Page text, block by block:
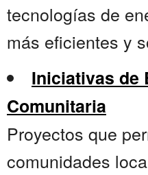
tecnologías de
más eficientes y
Iniciativas de
Comunitaria
Proyectos que
comunidades